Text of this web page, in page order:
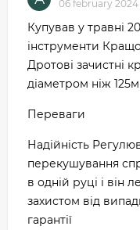
06 february 2024
Купував у травні
інструменти
Дротові зачистні
діаметром ніж
Переваги
Надійність
перекушування
в одній руці і він
захистом від
гарантії